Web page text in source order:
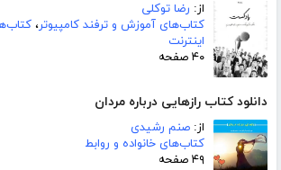
از: رضا توکلی
کتاب‌های آموزش و ترفند کامپیوتر،
اینترنت
۴۰ صفحه
دانلود کتاب رازهایی درباره مردان
از: صنم رشیدی
کتاب‌های خانواده و روابط
۴۹ صفحه